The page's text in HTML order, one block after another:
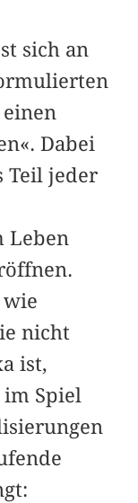
sich an
Dabei
Teil jeder
Leben
wie
nicht
ist,
Spiel